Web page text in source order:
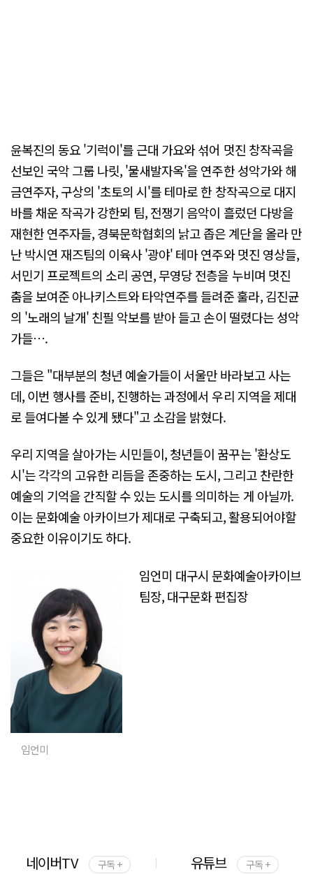
윤복진의 동요 '기럭이'를 근대 가요와 섞어 멋진 창작곡을
선보인 국악 그룹 나릿, '물새발자옥'을 연주한 성악가와 해
금연주자, 구상의 '초토의 시'를 테마로 한 창작곡으로 대지
바를 채운 작곡가 강한뫼 팀, 전쟁기 음악이 흘렀던 다방을
재현한 연주자들, 경북문학협회의 낡고 좁은 계단을 올라 만
난 박시연 재즈팀의 이육사 '광야' 테마 연주와 멋진 영상들,
서민기 프로젝트의 소리 공연, 무영당 전층을 누비며 멋진
춤을 보여준 아나키스트와 타악연주를 들려준 훌라, 김진균
의 '노래의 날개' 친필 악보를 받아 들고 손이 떨렸다는 성악
가들….
그들은 "대부분의 청년 예술가들이 서울만 바라보고 사는
데, 이번 행사를 준비, 진행하는 과정에서 우리 지역을 제대
로 들여다볼 수 있게 됐다"고 소감을 밝혔다.
우리 지역을 살아가는 시민들이, 청년들이 꿈꾸는 '환상도
시'는 각각의 고유한 리듬을 존중하는 도시, 그리고 찬란한
예술의 기억을 간직할 수 있는 도시를 의미하는 게 아닐까.
이는 문화예술 아카이브가 제대로 구축되고, 활용되어야할
중요한 이유이기도 하다.
임언미
임언미 대구시 문화예술아카이브
팀장, 대구문화 편집장
네이버TV 구독 + 유튜브 구독 +